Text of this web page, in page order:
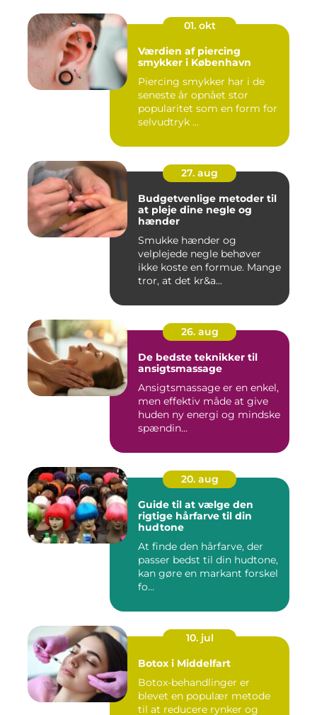
01. okt
Værdien af piercing
smykker i København
Piercing smykker har i de
seneste år opnået stor
popularitet som en form for
selvudtryk ...
27. aug
Budgetvenlige metoder til
at pleje dine negle og
hænder
Smukke hænder og
velplejede negle behøver
ikke koste en formue. Mange
tror, at det kr&a...
26. aug
De bedste teknikker til
ansigtsmassage
Ansigtsmassage er en enkel,
men effektiv måde at give
huden ny energi og mindske
spændin...
20. aug
Guide til at vælge den
rigtige hårfarve til din
hudtone
At finde den hårfarve, der
passer bedst til din hudtone,
kan gøre en markant forskel
fo...
10. jul
Botox i Middelfart
Botox-behandlinger er
blevet en populær metode
til at reducere rynker og